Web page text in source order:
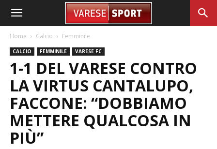
Home Calcio Femminile
CALCIO FEMMINILE VARESE FC
1-1 DEL VARESE CONTRO
LA VIRTUS CANTALUPO,
FACCONE: “DOBBIAMO
METTERE QUALCOSA IN
PIÙ”